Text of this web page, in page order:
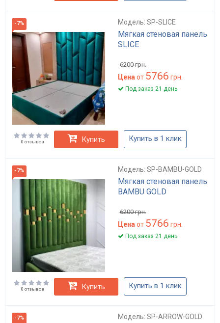
-7% Модель: SP-SLICE
Мягкая стеновая панель
SLICE
6200грн.
Цена от 5766 грн.
Под заказ 21 день
0 отзывов Купить Купить в 1 клик
-7% Модель: SP-BAMBU-GOLD
Мягкая стеновая панель
BAMBU GOLD
6200грн.
Цена от 5766 грн.
Под заказ 21 день
0 отзывов Купить Купить в 1 клик
-7% Модель: SP-ARROW-GOLD